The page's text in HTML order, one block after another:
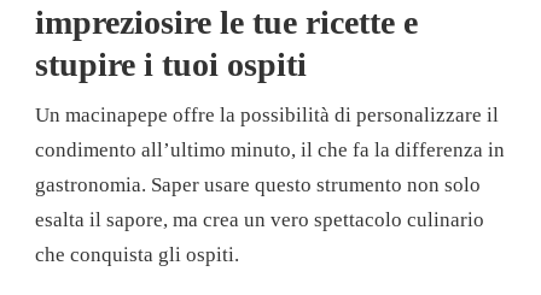
impreziosire le tue ricette e
stupire i tuoi ospiti
Un macinapepe offre la possibilità di personalizzare il
condimento all’ultimo minuto, il che fa la differenza in
gastronomia. Saper usare questo strumento non solo
esalta il sapore, ma crea un vero spettacolo culinario
che conquista gli ospiti.